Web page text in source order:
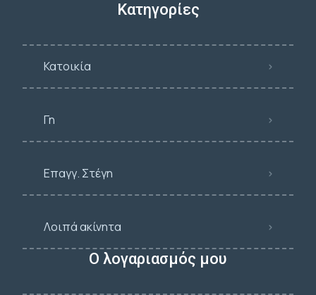
Κατηγορίες
Κατοικία
Γη
Επαγγ. Στέγη
Λοιπά ακίνητα
Ο λογαριασμός μου